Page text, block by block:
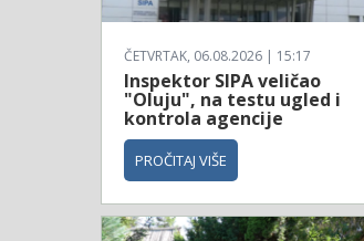
ČETVRTAK, 06.08.2026 | 15:17
Inspektor SIPA veličao
"Oluju", na testu ugled i
kontrola agencije
PROČITAJ VIŠE